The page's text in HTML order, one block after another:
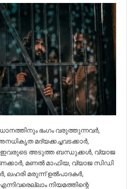
ഭംഗം വരുത്തുന്നവർ,
മദ്യക്കച്ചവടക്കാർ,
ഇവരുടെ അടുത്ത ബന്ധുക്കൾ, വ്യാജ
മണൽ മാഫിയ, വ്യാജ സിഡി
ലഹരി മരുന്ന് ഉൽപാദകർ,
നിയമത്തിന്റെ